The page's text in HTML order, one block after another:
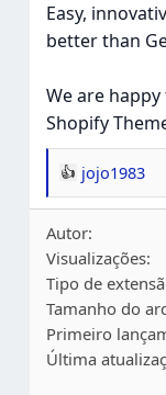
Easy,
better than
We are happy
Shopify
R
e
a
ç
õ
e
s
:
jojo1983
Autor
Visualizações
Tipo de
Tamanho do
Primeiro
Última